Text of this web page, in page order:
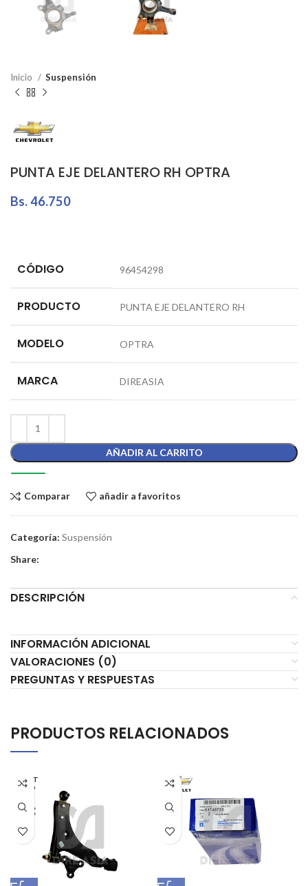
Inicio Suspensión
PUNTA EJE DELANTERO RH OPTRA
Bs.46.750
CÓDIGO 96454298
PRODUCTO PUNTA EJE DELANTERO RH
MODELO OPTRA
MARCA DIREASIA
AÑADIR AL CARRITO
Comparar añadir a favoritos
Categoría: Suspensión
Share:
DESCRIPCIÓN
INFORMACIÓN ADICIONAL
VALORACIONES (0)
PREGUNTAS Y RESPUESTAS
PRODUCTOS RELACIONADOS
AGOT
ADO